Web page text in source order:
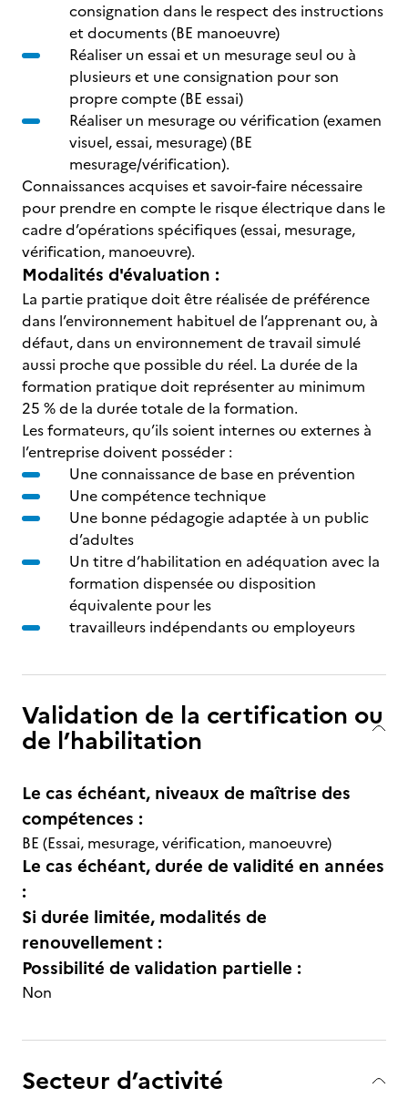
consignation dans le respect des instructions
et documents (BE manoeuvre)
Réaliser un essai et un mesurage seul ou à
plusieurs et une consignation pour son
propre compte (BE essai)
Réaliser un mesurage ou vérification (examen
visuel, essai, mesurage) (BE
mesurage/vérification).
Connaissances acquises et savoir-faire nécessaire
pour prendre en compte le risque électrique dans le
cadre d’opérations spécifiques (essai, mesurage,
vérification, manoeuvre).
Modalités d'évaluation :
La partie pratique doit être réalisée de préférence
dans l’environnement habituel de l’apprenant ou, à
défaut, dans un environnement de travail simulé
aussi proche que possible du réel. La durée de la
formation pratique doit représenter au minimum
25 % de la durée totale de la formation.
Les formateurs, qu’ils soient internes ou externes à
l’entreprise doivent posséder :
Une connaissance de base en prévention
Une compétence technique
Une bonne pédagogie adaptée à un public
d’adultes
Un titre d’habilitation en adéquation avec la
formation dispensée ou disposition
équivalente pour les
travailleurs indépendants ou employeurs
Validation de la certification ou
de l’habilitation
Le cas échéant, niveaux de maîtrise des
compétences :
BE (Essai, mesurage, vérification, manoeuvre)
Le cas échéant, durée de validité en années
:
Si durée limitée, modalités de
renouvellement :
Possibilité de validation partielle :
Non
Secteur d’activité